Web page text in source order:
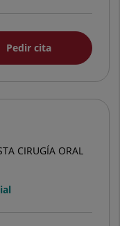
Pedir cita
CIRUGÍA ORAL